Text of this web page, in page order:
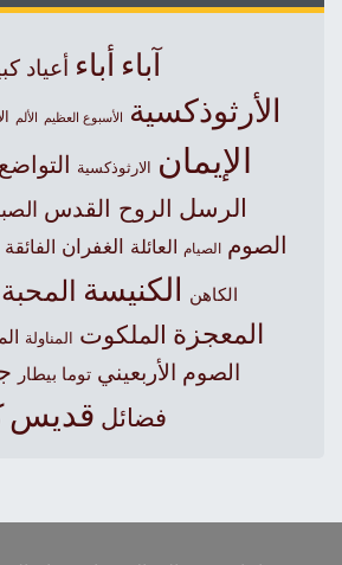
آباءأباء أعياد
الأرثوذكسية الأسبوع العظيم الألم
الإيمان الارثوذكسية التواضع
الرسل الروح القدس الصبر
الصوم الصيام العائلة الغفران الفائقة
الكاهن الكنيسةالمحبة
المعجزة الملكوت المناولة
الصوم الأربعيني توما بيطار
فضائل قديس